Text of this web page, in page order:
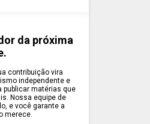
da próxima
contribuição vira
independente e
publicar matérias que
Nossa equipe de
e você garante a
merece.